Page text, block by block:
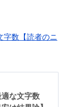
字数【読者のニ
適な文字数